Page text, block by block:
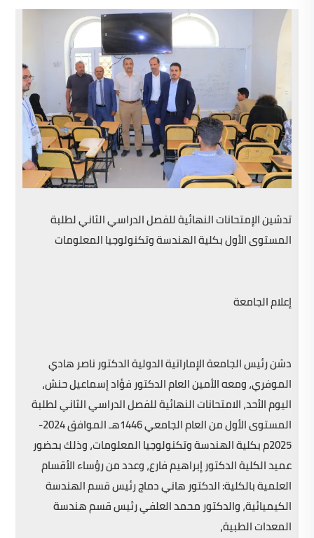
تدشين الإمتحانات النهائية للفصل الدراسي الثاني لطلبة
المستوى الأول بكلية الهندسة وتكنولوجيا المعلومات
إعلام الجامعة
دشن رئيس الجامعة الإماراتية الدولية الدكتور ناصر هادي
الموفري، ومعه الأمين العام الدكتور فؤاد إسماعيل حنش،
اليوم الأحد، الامتحانات النهائية للفصل الدراسي الثاني لطلبة
المستوى الأول من العام الجامعي 1446هـ الموافق 2024-
2025م بكلية الهندسة وتكنولوجيا المعلومات، وذلك بحضور
عميد الكلية الدكتور إبراهيم فارع، وعدد من رؤساء الأقسام
العلمية بالكلية: الدكتور هاني دماج رئيس قسم الهندسة
الكيميائية، والدكتور محمد العلفي رئيس قسم هندسة
المعدات الطبية،